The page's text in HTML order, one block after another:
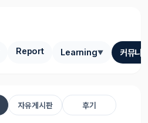
Report Learning▼ 커뮤니
자유게시판 후기